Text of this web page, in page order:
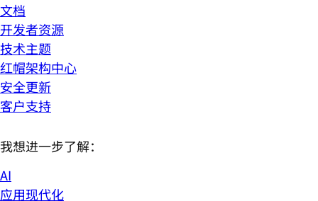
文档
开发者资源
技术主题
红帽架构中心
安全更新
客户支持
我想进一步了解：
AI
应用现代化